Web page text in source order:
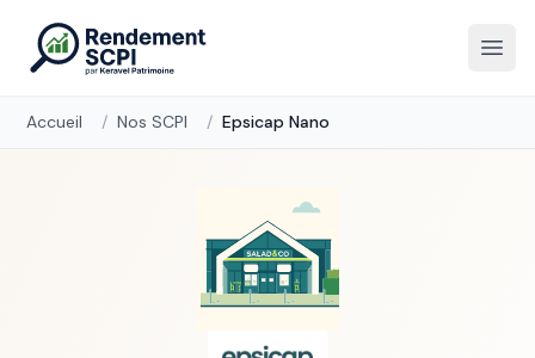
Accueil / Nos SCPI / Epsicap Nano